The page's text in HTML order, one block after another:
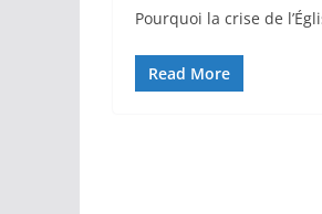
Pourquoi la crise de
Read More